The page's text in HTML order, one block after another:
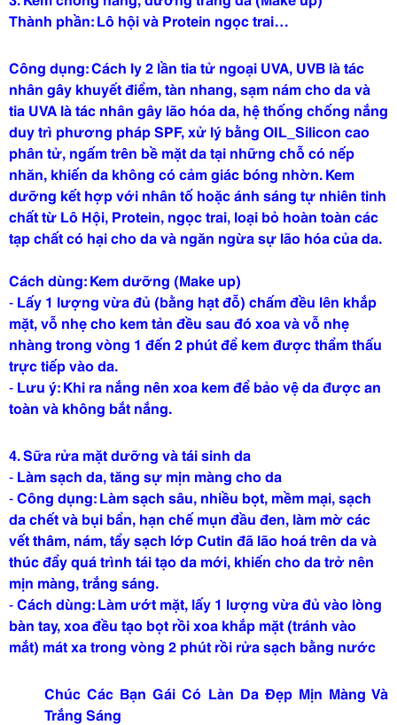
Thành phần: Lô hội và Protein ngọc trai…
Công dụng: Cách ly 2 lần tia tử ngoại UVA, UVB là tác
nhân gây khuyết điểm, tàn nhang, sạm nám cho da và
tia UVA là tác nhân gây lão hóa da, hệ thống chống nắng
duy trì phương pháp SPF, xử lý bằng OIL_Silicon cao
phân tử, ngấm trên bề mặt da tại những chỗ có nếp
nhăn, khiến da không có cảm giác bóng nhờn. Kem
dưỡng kết hợp với nhân tố hoặc ánh sáng tự nhiên tinh
chất từ Lô Hội, Protein, ngọc trai, loại bỏ hoàn toàn các
tạp chất có hại cho da và ngăn ngừa sự lão hóa của da.
Cách dùng: Kem dưỡng (Make up)
- Lấy 1 lượng vừa đủ (bằng hạt đỗ) chấm đều lên khắp
mặt, vỗ nhẹ cho kem tản đều sau đó xoa và vỗ nhẹ
nhàng trong vòng 1 đến 2 phút để kem được thẩm thấu
trực tiếp vào da.
- Lưu ý: Khi ra nắng nên xoa kem để bảo vệ da được an
toàn và không bắt nắng.
4.Sữa rửa mặt dưỡng và tái sinh da
- Làm sạch da, tăng sự mịn màng cho da
-Công dụng: Làm sạch sâu, nhiều bọt, mềm mại, sạch
da chết và bụi bẩn, hạn chế mụn đầu đen, làm mờ các
vết thâm, nám, tẩy sạch lớp Cutin đã lão hoá trên da và
thúc đẩy quá trình tái tạo da mới, khiến cho da trở nên
mịn màng, trắng sáng.
-Cách dùng: Làm ướt mặt, lấy 1 lượng vừa đủ vào lòng
bàn tay, xoa đều tạo bọt rồi xoa khắp mặt (tránh vào
mắt) mát xa trong vòng 2 phút rồi rửa sạch bằng nước
Chúc Các Bạn Gái Có Làn Da Đẹp Mịn Màng Và
Trắng Sáng